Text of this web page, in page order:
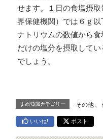
せます。１日の食塩摂
界保健機関）では６ｇ以
ナトリウムの数値から
だけの塩分を摂取して
でしょう。
まめ知識カテゴリー その他 、
いいね! ポスト